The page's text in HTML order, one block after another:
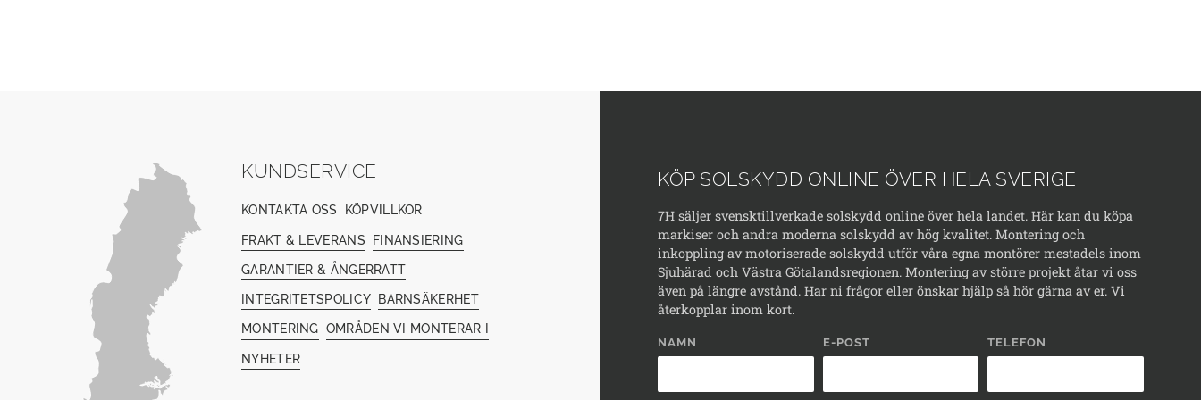
KUNDSERVICE
KONTAKTA OSS
KÖPVILLKOR
FRAKT & LEVERANS FINANSIERING
GARANTIER & ÅNGERRÄTT
INTEGRITETSPOLICY BARNSÄKERHET
MONTERING OMRÅDEN VI MONTERAR I
NYHETER
KÖP SOLSKYDD ONLINE ÖVER HELA SVERIGE
7H säljer svensktillverkade solskydd online över hela landet. Här kan du köpa
markiser och andra moderna solskydd av hög kvalitet. Montering och
inkoppling av motoriserade solskydd utför våra egna montörer mestadels inom
Sjuhärad och Västra Götalandsregionen. Montering av större projekt åtar vi oss
även på längre avstånd. Har ni frågor eller önskar hjälp så hör gärna av er. Vi
återkopplar inom kort.
NAMN E-POST TELEFON